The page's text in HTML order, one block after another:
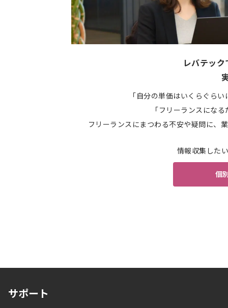
レバテッ
「自分の単価はいくらぐら
「フリーランスにな
フリーランスにまつわる不安や疑問に、
情報収集した
個
サポート